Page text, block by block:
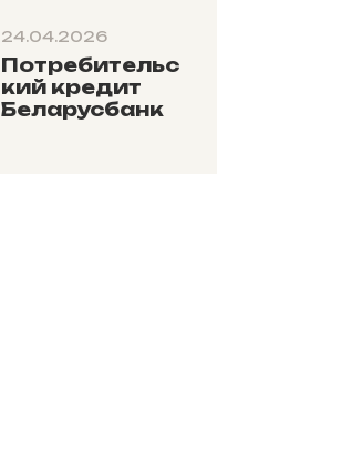
24.04.2026
Потребительс
кий кредит
Беларусбанк